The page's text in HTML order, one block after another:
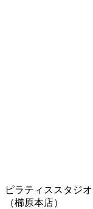
ピラティススタジ
（櫛原本店）